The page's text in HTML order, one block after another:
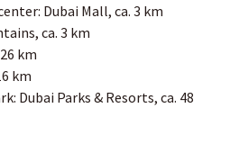
Dubai Mall, ca. 3 km
ca. 3 km
km
km
Dubai Parks & Resorts, ca. 48